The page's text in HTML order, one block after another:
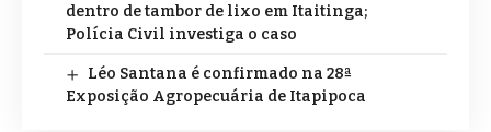
dentro de tambor de lixo em Itaitinga;
Polícia Civil investiga o caso
Léo Santana é confirmado na 28ª
Exposição Agropecuária de Itapipoca